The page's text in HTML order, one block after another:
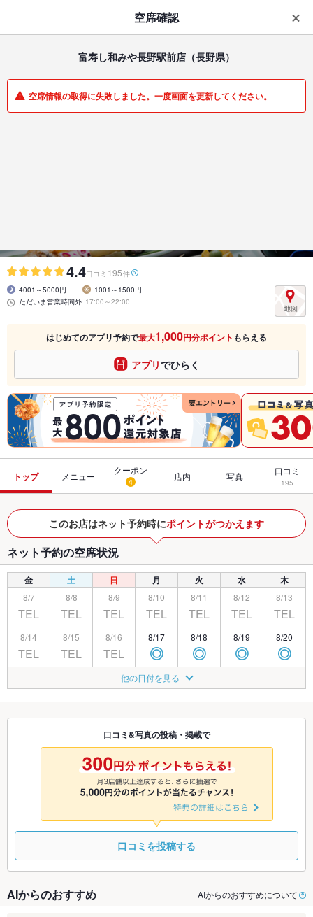
はじめてのアプリ予約で最大1,000円分ポイントもらえる
ダウンロード アプリで開く
一覧 マイメニュー
4.4口コミ 195件
4001～5000円
1001～1500円
ただいま営業時間外 17:00～22:00
はじめてのアプリ予約で最大1,000円分ポイント もらえる
アプリでひらく
トップ メニュー
クーポン
4 店内 写真 口コミ
195
このお店はネット予約時にポイントがつかえます
ネット予約の空席状況
金 土 日 月 火 水 木
8/7
TEL
8/8
TEL
8/9
TEL
8/10
TEL
8/11
TEL
8/12
TEL
8/13
TEL
8/14
TEL
8/15
TEL
8/16
TEL
8/17
◎
8/18
◎
8/19
◎
8/20
◎
◎ ◎
8/23
◎
8/24
◎
8/25
◎ ◎ ◎
8/28 8/29 8/30
◎
8/31
◎
9/1
◎
9/2 9/3
9/6
◎ ◎ ◎ ◎
他の日付を見る
口コミ&写真の投稿・掲載で
口コミを投稿する
AIからのおすすめ AIからのおすすめについて
空席確認
富寿し和みや長野駅前店 （長野県）
空席情報の取得に失敗しました。一度画面を更新してください。